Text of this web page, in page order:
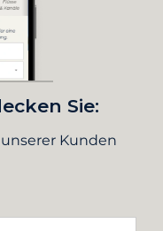
Sie:
Kunden